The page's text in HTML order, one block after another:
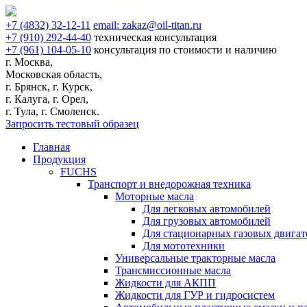
+7 (4832) 32-12-11 email: zakaz@oil-titan.ru
+7 (910) 292-44-40 техническая консультация
+7 (961) 104-05-10 консультация по стоимости и наличию
г. Москва,
Московская область,
г. Брянск, г. Курск,
г. Калуга, г. Орел,
г. Тула, г. Смоленск.
Запросить тестовый образец
Главная
Продукция
FUCHS
Транспорт и внедорожная техника
Моторные масла
Для легковых автомобилей
Для грузовых автомобилей
Для стационарных газовых
Для мототехники
Универсальные тракторные масла
Трансмиссионные масла
Жидкости для АКПП
Жидкости для ГУР и гидросистем